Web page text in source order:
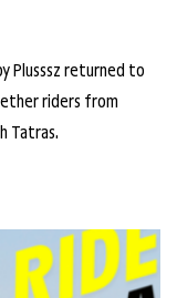
Plusssz returned to
riders from
Tatras.